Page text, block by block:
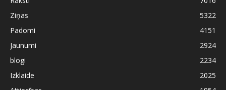
Ziņas
5322
Padomi
4151
Jaunumi
2924
blogi
2234
Izklaide
2025